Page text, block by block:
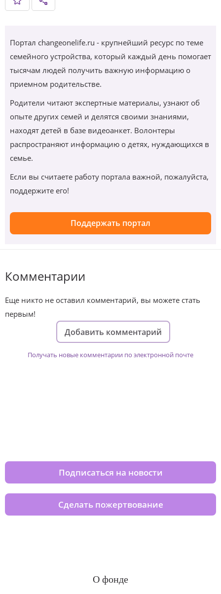
Портал changeonelife.ru - крупнейший ресурс по теме
семейного устройства, который каждый день помогает
тысячам людей получить важную информацию о
приемном родительстве.
Родители читают экспертные материалы, узнают об
опыте других семей и делятся своими знаниями,
находят детей в базе видеоанкет. Волонтеры
распространяют информацию о детях, нуждающихся в
семье.
Если вы считаете работу портала важной, пожалуйста,
поддержите его!
Поддержать портал
Комментарии
Еще никто не оставил комментарий, вы можете стать
первым!
Добавить комментарий
Получать новые комментарии по электронной почте
Подписаться на новости
Сделать пожертвование
О фонде